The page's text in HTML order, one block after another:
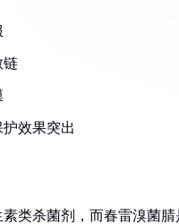
链
效果突出
素类杀菌剂，而春雷溴菌腈